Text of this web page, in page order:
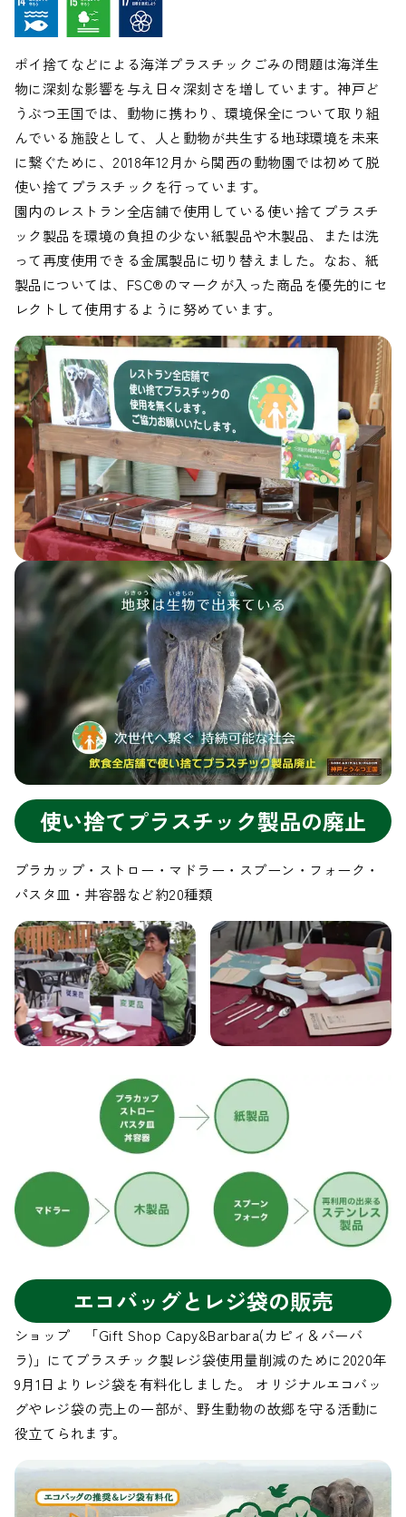
ポイ捨てなどによる海洋プラスチックごみの問題は海洋生
物に深刻な影響を与え日々深刻さを増しています。神戸ど
うぶつ王国では、動物に携わり、環境保全について取り組
んでいる施設として、人と動物が共生する地球環境を未来
に繋ぐために、2018年12月から関西の動物園では初めて脱
使い捨てプラスチックを行っています。
園内のレストラン全店舗で使用している使い捨てプラスチ
ック製品を環境の負担の少ない紙製品や木製品、または洗
って再度使用できる金属製品に切り替えました。なお、紙
製品については、FSC®のマークが入った商品を優先的にセ
レクトして使用するように努めています。
使い捨てプラスチック製品の廃止
プラカップ・ストロー・マドラー・スプーン・フォーク・
パスタ皿・丼容器など約20種類
エコバッグとレジ袋の販売
ショップ 「Gift Shop Capy&Barbara(カピィ＆バーバ
ラ)」にてプラスチック製レジ袋使用量削減のために2020年
9月1日よりレジ袋を有料化しました。 オリジナルエコバッ
グやレジ袋の売上の一部が、野生動物の故郷を守る活動に
役立てられます。